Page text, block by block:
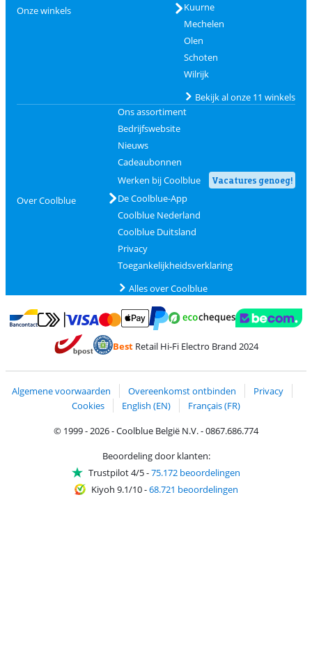
Onze winkels
Kuurne
Mechelen
Olen
Schoten
Wilrijk
Bekijk al onze 11 winkels
Over Coolblue
Ons assortiment
Bedrijfswebsite
Nieuws
Cadeaubonnen
Werken bij Coolblue
Vacatures genoeg!
De Coolblue-App
Coolblue Nederland
Coolblue Duitsland
Privacy
Toegankelijkheidsverklaring
Alles over Coolblue
Betalen met Bancontact
Betalen met MasterCard en Visa via ClickToPay
Betalen met PayPal
BestRetail Hi-Fi Electro Brand 2024
Algemene voorwaarden Overeenkomst ontbinden
Privacy
Cookies
English (EN)
Français (FR)
© 1999 - 2026 - Coolblue België N.V. - 0867.686.774
Beoordeling door klanten:
Trustpilot 4/5-75.172 beoordelingen
Kiyoh 9.1/10-68.721 beoordelingen